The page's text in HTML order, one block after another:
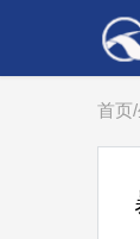
首页/